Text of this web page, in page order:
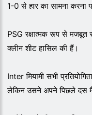
1-0 से हार का सामना करना
PSG रक्षात्मक रूप से मजबूत
क्लीन शीट हासिल की हैं।
Inter मियामी सभी
लेकिन उसने अपने पिछले दस